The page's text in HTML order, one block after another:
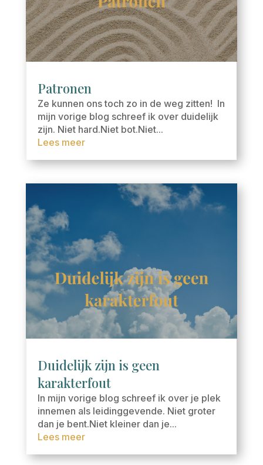
Patronen
Ze kunnen ons toch zo in de weg zitten! In
mijn vorige blog schreef ik over duidelijk
zijn. Niet hard.Niet bot.Niet...
Lees meer
Duidelijk zijn is geen
karakterfout
In mijn vorige blog schreef ik over je plek
innemen als leidinggevende. Niet groter
dan je bent.Niet kleiner dan je...
Lees meer